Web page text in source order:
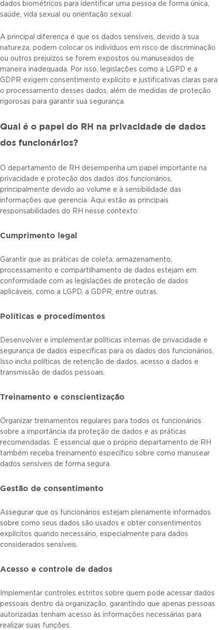
dados biométricos para identificar uma pessoa de forma única,
saúde, vida sexual ou orientação sexual.
A principal diferença é que os dados sensíveis, devido à sua
natureza, podem colocar os indivíduos em risco de discriminação
ou outros prejuízos se forem expostos ou manuseados de
maneira inadequada. Por isso, legislações como a LGPD e a
GDPR exigem consentimento explícito e justificativas claras para
o processamento desses dados, além de medidas de proteção
rigorosas para garantir sua segurança.
Qual é o papel do RH na privacidade de dados
dos funcionários?
O departamento de RH desempenha um papel importante na
privacidade e proteção dos dados dos funcionários,
principalmente devido ao volume e à sensibilidade das
informações que gerencia. Aqui estão as principais
responsabilidades do RH nesse contexto:
Cumprimento legal
Garantir que as práticas de coleta, armazenamento,
processamento e compartilhamento de dados estejam em
conformidade com as legislações de proteção de dados
aplicáveis, como a LGPD, a GDPR, entre outras.
Políticas e procedimentos
Desenvolver e implementar políticas internas de privacidade e
segurança de dados específicas para os dados dos funcionários.
Isso inclui políticas de retenção de dados, acesso a dados e
transmissão de dados pessoais.
Treinamento e conscientização
Organizar treinamentos regulares para todos os funcionários
sobre a importância da proteção de dados e as práticas
recomendadas. É essencial que o próprio departamento de RH
também receba treinamento específico sobre como manusear
dados sensíveis de forma segura.
Gestão de consentimento
Assegurar que os funcionários estejam plenamente informados
sobre como seus dados são usados e obter consentimentos
explícitos quando necessário, especialmente para dados
considerados sensíveis.
Acesso e controle de dados
Implementar controles estritos sobre quem pode acessar dados
pessoais dentro da organização, garantindo que apenas pessoas
autorizadas tenham acesso às informações necessárias para
realizar suas funções.